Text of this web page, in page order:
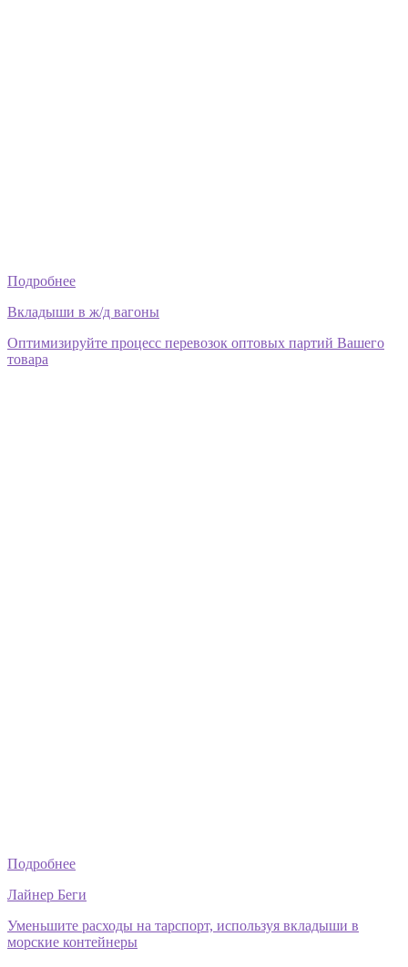
Подробнее
Вкладыши в ж/д вагоны
Оптимизируйте процесс перевозок оптовых партий Вашего
товара
Подробнее
Лайнер Беги
Уменьшите расходы на тарспорт, используя вкладыши в
морские контейнеры